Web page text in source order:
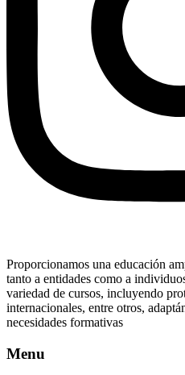
Proporcionamos una educación
tanto a entidades como a
variedad de cursos, incluyendo
internacionales, entre otros,
necesidades formativas
Menu